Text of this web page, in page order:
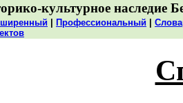
культурное наследие
Профессиональный